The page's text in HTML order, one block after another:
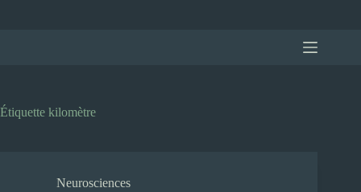
Étiquette kilomètre
Neurosciences